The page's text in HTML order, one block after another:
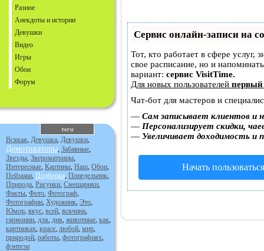
Разное
Анекдоты и истории
Девушки
Видео
Игры
Обои
Форум
теги
Всякая, Девушка, Девушки,
Демотиваторы, Забавные,
Звезды, Звероматрицы,
Интересные, Картины, Наш, Обои,
Пейзажи, Подборка, Понедельник,
Природа, Рисунки, Смешарики,
Факты, Фото, Фотограф,
Фотографии, Художник, Это,
Юмор, вкус, всей, всячина,
гармонии, для, дня, животные, как,
картинках, красе, любой, мир,
природой, работы, фотографиях,
фэнтези
Сервис онлайн-записи на
Тот, кто работает в сфере услуг,
свое расписание, но и
вариант: сервис VisitTime.
Для новых пользователей первый
Чат-бот для мастеров и
— Сам записывает клиентов и
— Персонализирует скидки,
— Увеличивает доходимость и
Начать